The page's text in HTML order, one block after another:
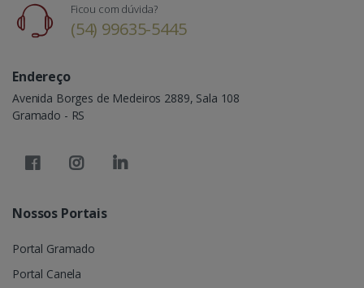
Ficou com dúvida?
(54) 99635-5445
Endereço
Avenida Borges de Medeiros 2889, Sala 108
Gramado - RS
Nossos Portais
Portal Gramado
Portal Canela